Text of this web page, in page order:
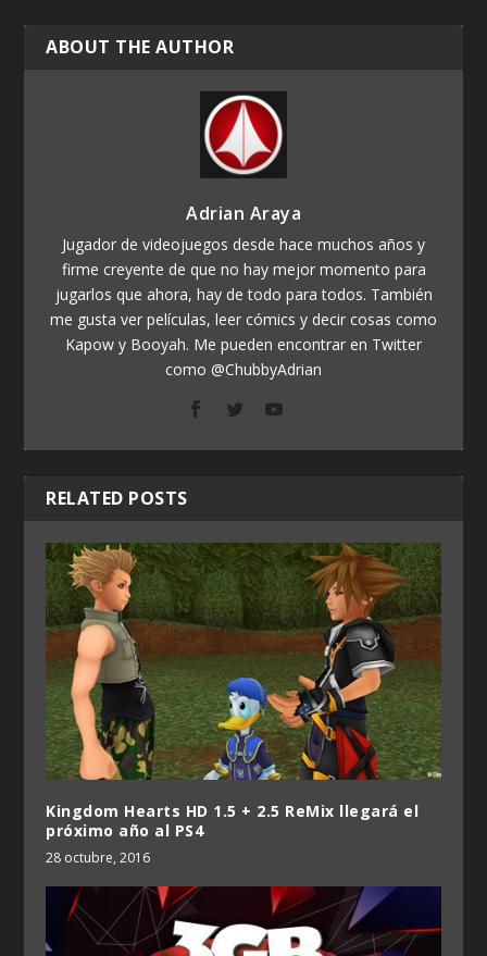
ABOUT THE AUTHOR
Adrian Araya
Jugador de videojuegos desde hace muchos años y
firme creyente de que no hay mejor momento para
jugarlos que ahora, hay de todo para todos. También
me gusta ver películas, leer cómics y decir cosas como
Kapow y Booyah. Me pueden encontrar en Twitter
como @ChubbyAdrian
RELATED POSTS
Kingdom Hearts HD 1.5 + 2.5 ReMix llegará el
próximo año al PS4
28 octubre, 2016